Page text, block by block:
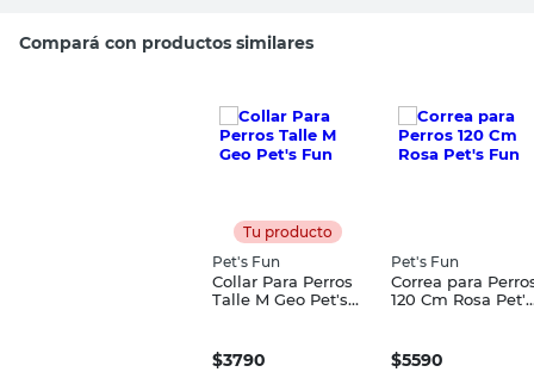
Compará con productos similares
Tu producto
Pet's Fun
Collar Para Perros
Talle M Geo Pet's
$3790
Pet's Fun
Correa para
120 Cm Rosa Pet's
$5590